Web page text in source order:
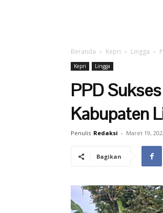
Beranda Kepri Lingga
Kepri Lingga
PPD
Kabupaten
Penulis Redaksi - Maret 19,
Bagikan